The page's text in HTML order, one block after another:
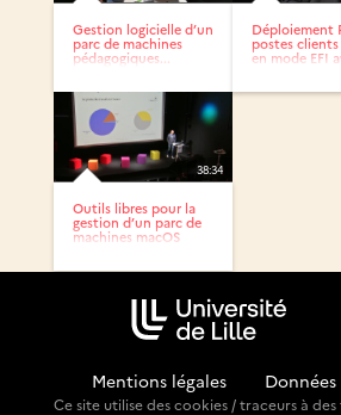
Gestion logicielle d’un
parc de machines
pédagogiques...
Déploiement
postes
en mode EFI
38:34
Outils libres pour la
gestion d’un parc de
machines macOS
Mentions légales
Ce site utilise des cookies / traceurs à